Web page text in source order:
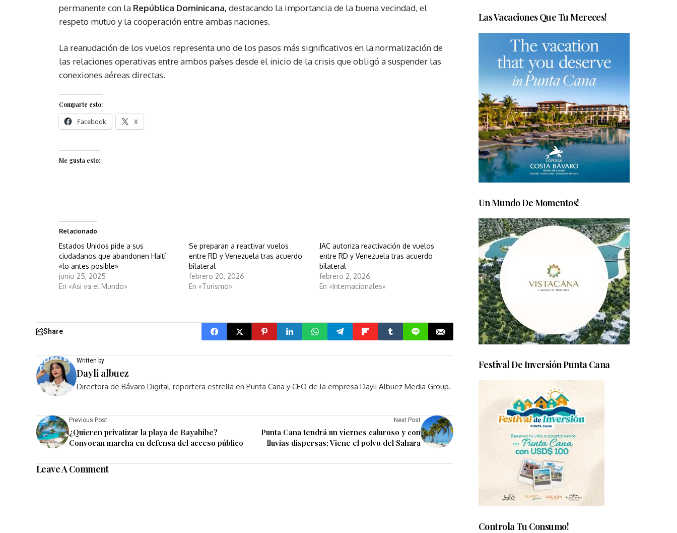
permanente con la República Dominicana, destacando la importancia de la buena vecindad, el
respeto mutuo y la cooperación entre ambas naciones.
La reanudación de los vuelos representa uno de los pasos más significativos en la normalización de
las relaciones operativas entre ambos países desde el inicio de la crisis que obligó a suspender las
conexiones aéreas directas.
Comparte esto:
Facebook X
Me gusta esto:
Relacionado
Estados Unidos pide a sus
ciudadanos que abandonen Haití
«lo antes posible»
junio 25, 2025
En «Asi va el Mundo»
Se preparan a reactivar vuelos
entre RD y Venezuela tras acuerdo
bilateral
febrero 20, 2026
En «Turismo»
JAC autoriza reactivación de vuelos
entre RD y Venezuela tras acuerdo
bilateral
febrero 2, 2026
En «Internacionales»
Share
Written by
Dayli albuez
Directora de Bávaro Digital, reportera estrella en Punta Cana y CEO de la empresa Dayli Albuez Media Group.
Previous Post
¿Quieren privatizar la playa de Bayahíbe?
Convocan marcha en defensa del acceso público
Next Post
Punta Cana tendrá un viernes caluroso y con
lluvias dispersas; Viene el polvo del Sahara
Leave A Comment
Las Vacaciones Que Tu Mereces!
Un Mundo De Momentos!
Festival De Inversión Punta Cana
Controla Tu Consumo!